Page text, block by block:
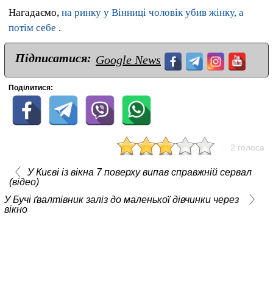
Нагадаємо, на ринку у Вінниці чоловік убив жінку, а
потім себе .
Підписатися: Google News
Поділитися:
2 голоса
У Києві із вікна 7 поверху випав справжній сервал
(відео)
У Бучі ґвалтівник заліз до маленької дівчинки через
вікно